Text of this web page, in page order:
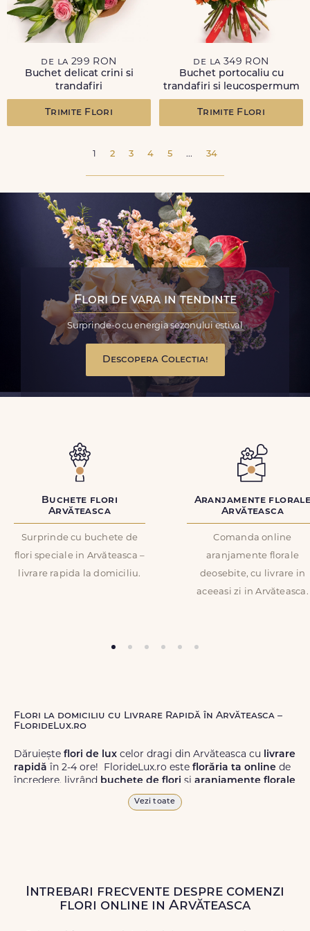
de la 299 RON
Buchet delicat crini si
trandafiri
Trimite Flori
de la 349 RON
Buchet portocaliu cu
trandafiri si leucospermum
Trimite Flori
1 2 3 4 5 ... 34
Flori de vara in tendinte
Surprinde-o cu energia sezonului estival
Descopera Colectia!
Buchete flori
Arvăteasca
Surprinde cu buchete de
flori speciale in Arvăteasca –
livrare rapida la domiciliu.
Aranjamente
Arvăteasca
Comanda online
aranjamente florale
deosebite, cu livrare in
aceeasi zi in Arvăteasca.
Flori la domiciliu cu Livrare Rapidă în Arvăteasca –
FlorideLux.ro
Dăruiește flori de lux celor dragi din Arvăteasca cu livrare
rapidă în 2-4 ore! FlorideLux.ro este florăria ta online de
încredere, livrând buchete de flori și aranjamente florale
de calitate superioară în Arvăteasca și în toată România.
Livrăm buchete de florichiar și în weekend, pentru ca tu
să poți adresa un gest frumos atunci când ai nevoie.
Vezi toate
Intrebari frecvente despre comenzi
flori online in Arvăteasca